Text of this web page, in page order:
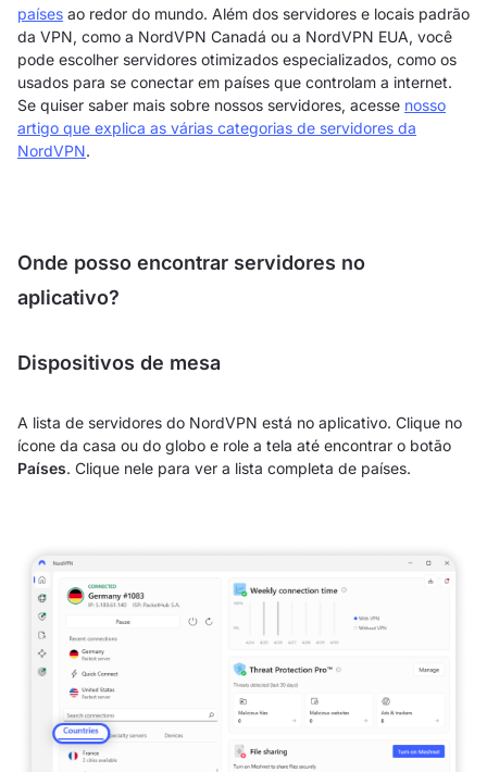
países ao redor do mundo. Além dos servidores e locais padrão
da VPN, como a NordVPN Canadá ou a NordVPN EUA, você
pode escolher servidores otimizados especializados, como os
usados para se conectar em países que controlam a internet.
Se quiser saber mais sobre nossos servidores, acesse nosso
artigo que explica as várias categorias de servidores da
NordVPN.
Onde posso encontrar servidores no
aplicativo?
Dispositivos de mesa
A lista de servidores do NordVPN está no aplicativo. Clique no
ícone da casa ou do globo e role a tela até encontrar o botão
Países. Clique nele para ver a lista completa de países.